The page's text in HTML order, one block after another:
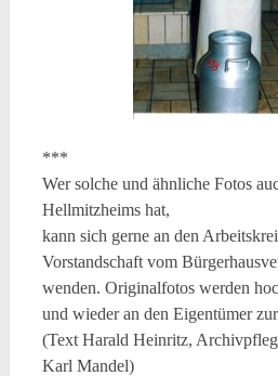
***
Wer solche und ähnliche Fotos
Hellmitzheims hat,
kann sich gerne an den
Vorstandschaft vom
wenden. Originalfotos werden
und wieder an den Eigentümer
(Text Harald Heinritz,
Karl Mandel)